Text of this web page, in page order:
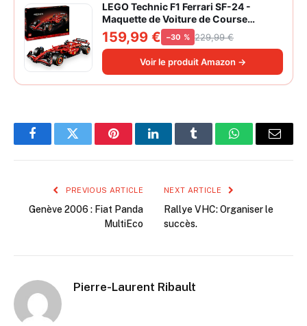
LEGO Technic F1 Ferrari SF-24 -
Maquette de Voiture de Course
Collector à Échelle 1/8 - Décoration -
Inclut Moteur V6, Boîte de Vitesses,
DRS et Volant - Idée de Cadeau pour
Adulte et Adolescent 42207
159,99 € −30 % 229,99 €
Voir le produit Amazon →
FacebookTwitter PinterestLinkedInTumblr WhatsAppEmail
PREVIOUS ARTICLE
Genève 2006 : Fiat Panda
MultiEco
NEXT ARTICLE
Rallye VHC: Organiser le
succès.
Pierre-Laurent Ribault